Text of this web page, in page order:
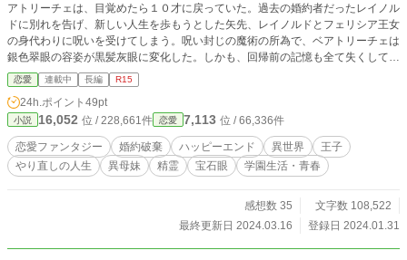
アトリーチェは、目覚めたら１０才に戻っていた。過去の婚約者だったレイノル
ドに別れを告げ、新しい人生を歩もうとした矢先、レイノルドとフェリシア王女
の身代わりに呪いを受けてしまう。呪い封じの魔術の所為で、ベアトリーチェは
銀色翠眼の容姿が黒髪灰眼に変化した。しかも、回帰前の記憶も全て失くしてし
まい。記憶に残っているのは数日間の出来事だけだった。 実の両親に愛され
ている記憶しか持たないベアトリーチェは、これから新しい思い出を作ればいい
と両親に言われ、生まれ育ったアルカイドを後にする。 第二章 ベアトリ
ーチェは１５才になった。本来なら１３才から通える魔法魔術学園の入学を数年
遅らせる事になったのは、フロンティアの事を学ぶ必要があるからだった。
フロンティアはアルカイドとは比べ物にならないぐらい、高度な技術が発達して
いた。街には路面電車が走り、空にはエイが飛んでいる。そして、自動階段やエ
って動いている先進技術帝国フロンティア。 護衛騎士デミオン・クレージュ
と共に新しい学園生活を始めるベアトリーチェ。学園で出会った新しい学友、変
方、国王の命でフロンティアの技術を学ぶためにレイノルドやジュリア、ルシー
恋愛 連載中 長編 R15
24h.ポイント 49pt
小説 16,052 位 / 228,661件 恋愛 7,113 位 / 66,336件
恋愛ファンタジー 婚約破棄 ハッピーエンド 異世界
王子
やり直しの人生
異母妹 精霊 宝石眼 学園生活・青春
感想数 35
文字数 108,522
最終更新日 2024.03.16
登録日 2024.01.31